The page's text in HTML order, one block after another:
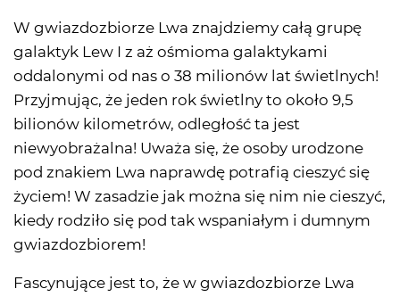
W gwiazdozbiorze Lwa znajdziemy całą grupę
galaktyk Lew I z aż ośmioma galaktykami
oddalonymi od nas o 38 milionów lat świetlnych!
Przyjmując, że jeden rok świetlny to około 9,5
bilionów kilometrów, odległość ta jest
niewyobrażalna! Uważa się, że osoby urodzone
pod znakiem Lwa naprawdę potrafią cieszyć się
życiem! W zasadzie jak można się nim nie cieszyć,
kiedy rodziło się pod tak wspaniałym i dumnym
gwiazdozbiorem!
Fascynujące jest to, że w gwiazdozbiorze Lwa